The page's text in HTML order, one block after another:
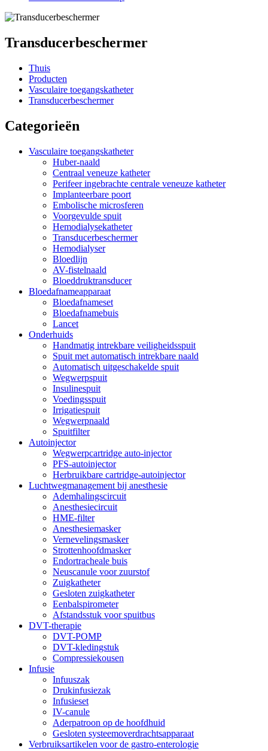
Transducerbeschermer
Thuis
Producten
Vasculaire toegangskatheter
Transducerbeschermer
Categorieën
Vasculaire toegangskatheter
Huber-naald
Centraal veneuze katheter
Perifeer ingebrachte centrale veneuze katheter
Implanteerbare poort
Embolische microsferen
Voorgevulde spuit
Hemodialysekatheter
Transducerbeschermer
Hemodialyser
Bloedlijn
AV-fistelnaald
Bloeddruktransducer
Bloedafnameapparaat
Bloedafnameset
Bloedafnamebuis
Lancet
Onderhuids
Handmatig intrekbare veiligheidsspuit
Spuit met automatisch intrekbare naald
Automatisch uitgeschakelde spuit
Wegwerpspuit
Insulinespuit
Voedingsspuit
Irrigatiespuit
Wegwerpnaald
Spuitfilter
Autoinjector
Wegwerpcartridge auto-injector
PFS-autoinjector
Herbruikbare cartridge-autoinjector
Luchtwegmanagement bij anesthesie
Ademhalingscircuit
Anesthesiecircuit
HME-filter
Anesthesiemasker
Vernevelingsmasker
Strottenhoofdmasker
Endortracheale buis
Neuscanule voor zuurstof
Zuigkatheter
Gesloten zuigkatheter
Eenbalspirometer
Afstandsstuk voor spuitbus
DVT-therapie
DVT-POMP
DVT-kledingstuk
Compressiekousen
Infusie
Infuuszak
Drukinfusiezak
Infusieset
IV-canule
Aderpatroon op de hoofdhuid
Gesloten systeemoverdrachtsapparaat
Verbruiksartikelen voor de gastro-enterologie